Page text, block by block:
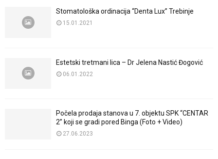
Stomatološka ordinacija “Denta Lux” Trebinje
15.01.2021
Estetski tretmani lica – Dr Jelena Nastić Đogović
06.01.2022
Počela prodaja stanova u 7. objektu SPK “CENTAR
2” koji se gradi pored Binga (Foto + Video)
27.06.2023